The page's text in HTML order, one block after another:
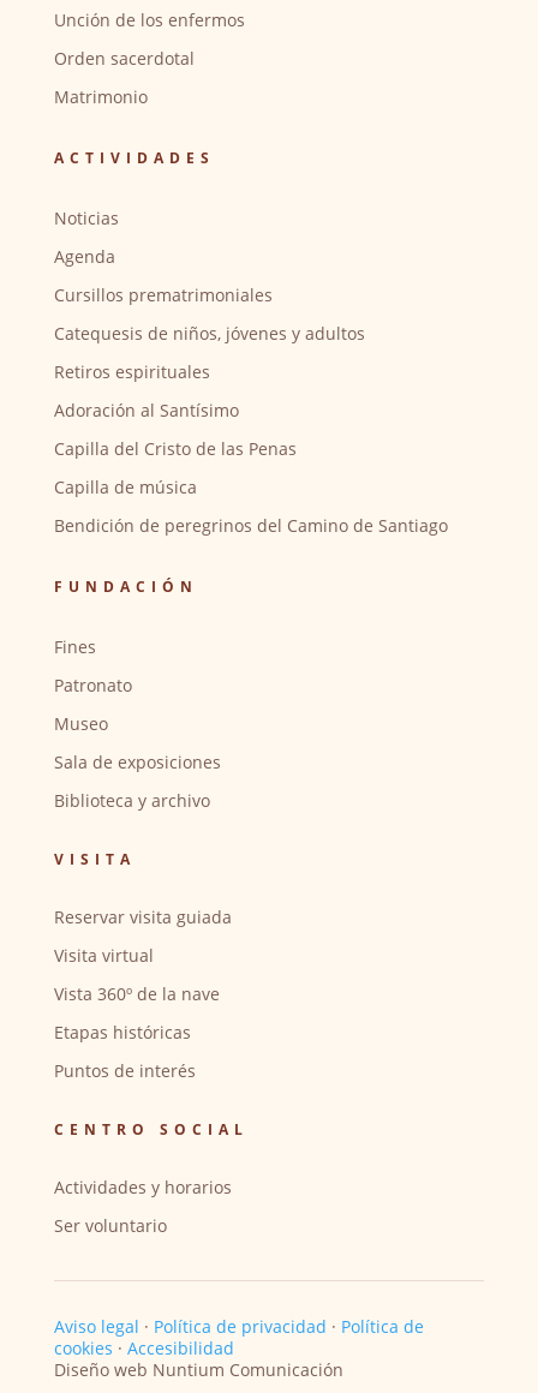
Unción de los enfermos
Orden sacerdotal
Matrimonio
ACTIVIDADES
Noticias
Agenda
Cursillos prematrimoniales
Catequesis de niños, jóvenes y adultos
Retiros espirituales
Adoración al Santísimo
Capilla del Cristo de las Penas
Capilla de música
Bendición de peregrinos del Camino de Santiago
FUNDACIÓN
Fines
Patronato
Museo
Sala de exposiciones
Biblioteca y archivo
VISITA
Reservar visita guiada
Visita virtual
Vista 360º de la nave
Etapas históricas
Puntos de interés
CENTRO SOCIAL
Actividades y horarios
Ser voluntario
Aviso legal · Política de privacidad · Política de
cookies · Accesibilidad
Diseño web Nuntium Comunicación